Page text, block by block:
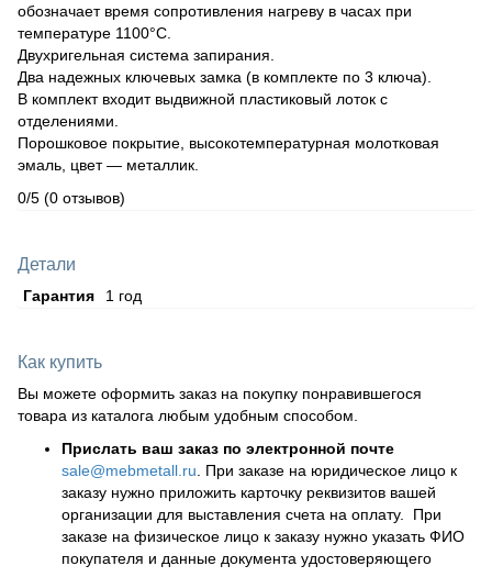
обозначает время сопротивления нагреву в часах при
температуре 1100°С.
Двухригельная система запирания.
Два надежных ключевых замка (в комплекте по 3 ключа).
В комплект входит выдвижной пластиковый лоток с
отделениями.
Порошковое покрытие, высокотемпературная молотковая
эмаль, цвет — металлик.
0/5 (0 отзывов)
Детали
Гарантия 1 год
Как купить
Вы можете оформить заказ на покупку понравившегося
товара из каталога любым удобным способом.
Прислать ваш заказ по электронной почте
sale@mebmetall.ru . При заказе на юридическое лицо к
заказу нужно приложить карточку реквизитов вашей
организации для выставления счета на оплату. При
заказе на физическое лицо к заказу нужно указать ФИО
покупателя и данные документа удостоверяющего